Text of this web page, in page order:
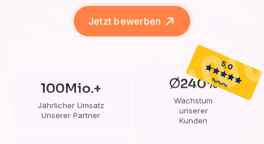
Jetzt bewerben
100Mio.+
Jährlicher Umsatz
Unserer Partner
Ø240%
Wachstum
unserer
Kunden